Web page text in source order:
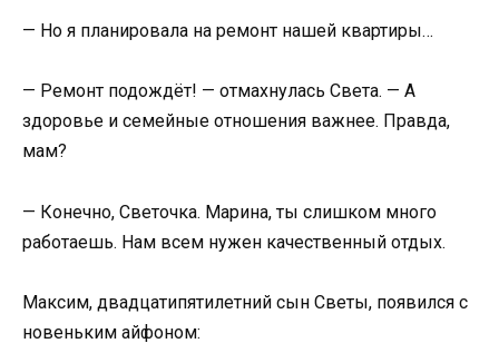
— Но я планировала на ремонт нашей квартиры…
— Ремонт подождёт! — отмахнулась Света. — А
здоровье и семейные отношения важнее. Правда,
мам?
— Конечно, Светочка. Марина, ты слишком много
работаешь. Нам всем нужен качественный отдых.
Максим, двадцатипятилетний сын Светы, появился с
новеньким айфоном: